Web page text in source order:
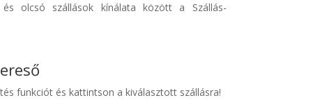
és olcsó szállások kínálata között a Szállás-
funkciót és kattintson a kiválasztott szállásra!